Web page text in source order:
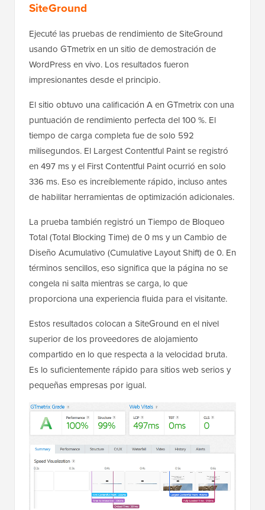
SiteGround
Ejecuté las pruebas de rendimiento de SiteGround
usando GTmetrix en un sitio de demostración de
WordPress en vivo. Los resultados fueron
impresionantes desde el principio.
El sitio obtuvo una calificación A en GTmetrix con una
puntuación de rendimiento perfecta del 100 %. El
tiempo de carga completa fue de solo 592
milisegundos. El Largest Contentful Paint se registró
en 497 ms y el First Contentful Paint ocurrió en solo
336 ms. Eso es increíblemente rápido, incluso antes
de habilitar herramientas de optimización adicionales.
La prueba también registró un Tiempo de Bloqueo
Total (Total Blocking Time) de 0 ms y un Cambio de
Diseño Acumulativo (Cumulative Layout Shift) de 0. En
términos sencillos, eso significa que la página no se
congela ni salta mientras se carga, lo que
proporciona una experiencia fluida para el visitante.
Estos resultados colocan a SiteGround en el nivel
superior de los proveedores de alojamiento
compartido en lo que respecta a la velocidad bruta.
Es lo suficientemente rápido para sitios web serios y
pequeñas empresas por igual.